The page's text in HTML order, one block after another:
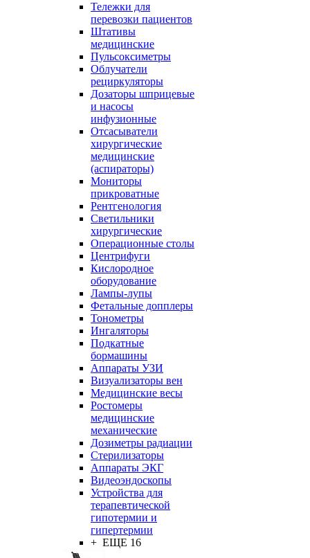
Тележки для
перевозки пациентов
Штативы
медицинские
Пульсоксиметры
Облучатели
рециркуляторы
Дозаторы шприцевые
и насосы
инфузионные
Отсасыватели
хирургические
медицинские
(аспираторы)
Мониторы
прикроватные
Рентгенология
Светильники
хирургические
Операционные столы
Центрифуги
Кислородное
оборудование
Лампы-лупы
Фетальные допплеры
Тонометры
Ингаляторы
Подкатные
бормашины
Аппараты УЗИ
Визуализаторы вен
Медицинские весы
Ростомеры
медицинские
механические
Дозиметры радиации
Стерилизаторы
Аппараты ЭКГ
Видеоэндоскопы
Устройства для
терапевтической
гипотермии и
гипертермии
+ ЕЩЕ 16